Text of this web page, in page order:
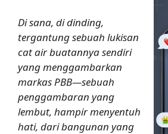
Di sana, di dinding,
tergantung sebuah lukisan
cat air buatannya sendiri
yang menggambarkan
markas PBB—sebuah
penggambaran yang
lembut, hampir menyentuh
hati, dari bangunan yang